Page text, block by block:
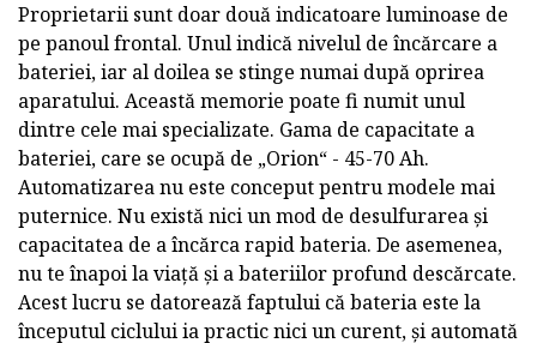
Proprietarii sunt doar două indicatoare luminoase de
pe panoul frontal. Unul indică nivelul de încărcare a
bateriei, iar al doilea se stinge numai după oprirea
aparatului. Această memorie poate fi numit unul
dintre cele mai specializate. Gama de capacitate a
bateriei, care se ocupă de „Orion“ - 45-70 Ah.
Automatizarea nu este conceput pentru modele mai
puternice. Nu există nici un mod de desulfurarea și
capacitatea de a încărca rapid bateria. De asemenea,
nu te înapoi la viață și a bateriilor profund descărcate.
Acest lucru se datorează faptului că bateria este la
începutul ciclului ia practic nici un curent, și automată